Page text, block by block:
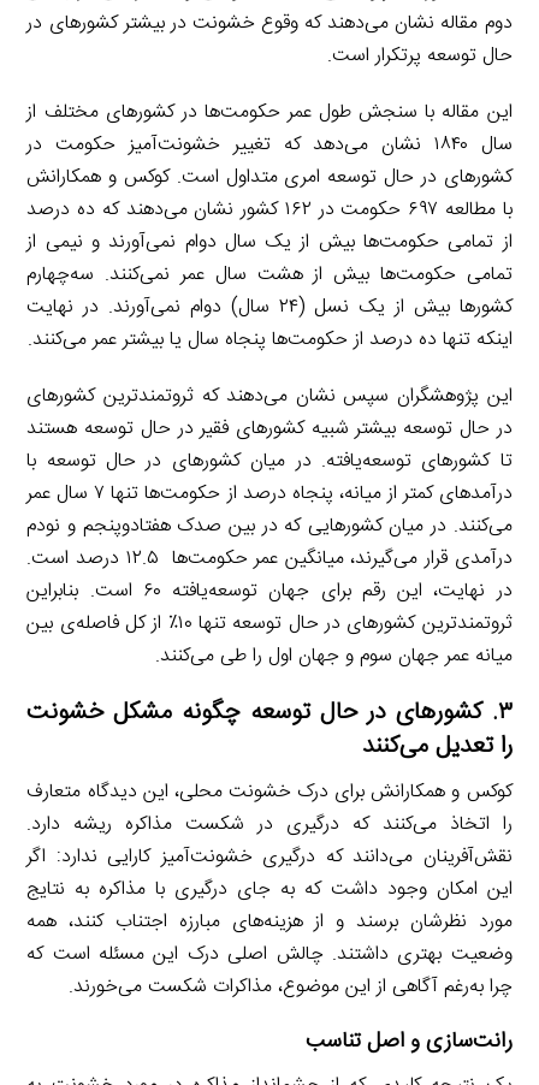
دوم مقاله نشان می‌دهند که وقوع خشونت در بیشتر کشورهای در
حال توسعه پرتکرار است.
این مقاله با سنجش طول عمر حکومت‌ها در کشورهای مختلف از
سال ۱۸۴۰ نشان می‌دهد که تغییر خشونت‌آمیز حکومت در
کشورهای در حال توسعه امری متداول است. کوکس و همکارانش
با مطالعه ۶۹۷ حکومت در ۱۶۲ کشور نشان می‌دهند که ده درصد
از تمامی حکومت‌ها بیش از یک سال دوام نمی‌آورند و نیمی از
تمامی حکومت‌ها بیش از هشت سال عمر نمی‌کنند. سه‌چهارم
کشورها بیش از یک نسل (۲۴ سال) دوام نمی‌آورند. در نهایت
اینکه تنها ده درصد از حکومت‌ها پنجاه سال یا بیشتر عمر می‌کنند.
این پژوهشگران سپس نشان می‌دهند که ثروتمندترین کشورهای
در حال توسعه بیشتر شبیه کشورهای فقیر در حال توسعه هستند
تا کشورهای توسعه‌یافته. در میان کشورهای در حال توسعه با
درآمدهای کمتر از میانه، پنجاه درصد از حکومت‌ها تنها ۷ سال عمر
می‌کنند. در میان کشورهایی که در بین صدک هفتادوپنجم و نودم
درآمدی قرار می‌گیرند، میانگین عمر حکومت‌ها ۱۲.۵ درصد است.
در نهایت، این رقم برای جهان توسعه‌یافته ۶۰ است. بنابراین
ثروتمندترین کشورهای در حال توسعه تنها ۱۰٪ از کل فاصله‌ی بین
میانه عمر جهان سوم و جهان اول را طی می‌کنند.
۳. کشورهای در حال توسعه چگونه مشکل خشونت
را تعدیل می‌کنند
کوکس و همکارانش برای درک خشونت محلی، این دیدگاه متعارف
را اتخاذ می‌کنند که درگیری در شکست مذاکره ریشه دارد.
نقش‌آفرینان می‌دانند که درگیری خشونت‌آمیز کارایی ندارد: اگر
این امکان وجود داشت که به جای درگیری با مذاکره به نتایج
مورد نظرشان برسند و از هزینه‌های مبارزه اجتناب کنند، همه
وضعیت بهتری داشتند. چالش اصلی درک این مسئله است که
چرا به‌رغم آگاهی از این موضوع، مذاکرات شکست می‌خورند.
رانت‌سازی و اصل تناسب